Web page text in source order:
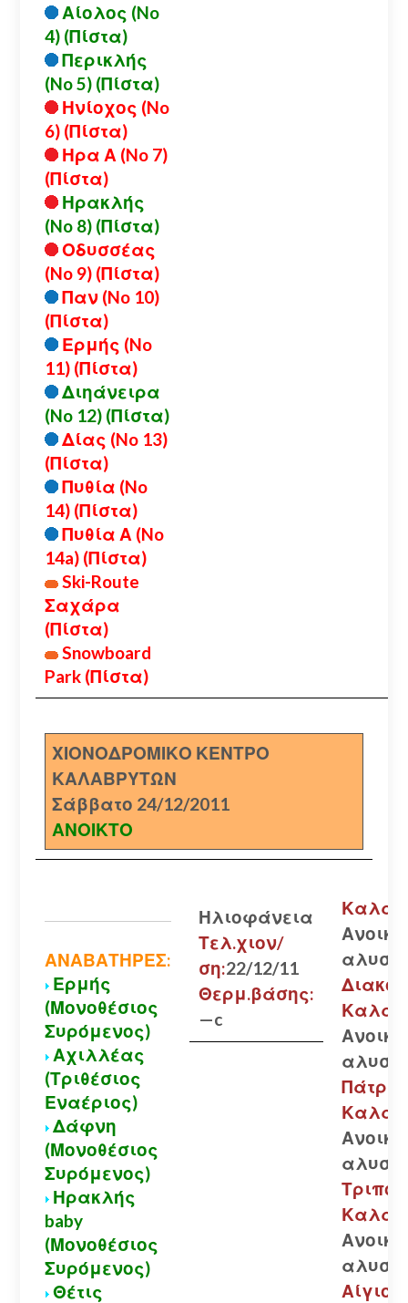
Αίολος (No
4) (Πίστα)
Περικλής
(No 5) (Πίστα)
Ηνίοχος (No
6) (Πίστα)
Ηρα Α (No 7)
(Πίστα)
Ηρακλής
(No 8) (Πίστα)
Οδυσσέας
(No 9) (Πίστα)
Παν (No 10)
(Πίστα)
Ερμής (No
11) (Πίστα)
Διηάνειρα
(No 12) (Πίστα)
Δίας (No 13)
(Πίστα)
Πυθία (No
14) (Πίστα)
Πυθία Α (No
14a) (Πίστα)
Ski-Route
Σαχάρα
(Πίστα)
Snowboard
Park (Πίστα)
ΧΙΟΝΟΔΡΟΜΙΚΟ ΚΕΝΤΡΟ
ΚΑΛΑΒΡΥΤΩΝ
Σάββατο 24/12/2011
ΑΝΟΙΚΤΟ
ΑΝΑΒΑΤΗΡΕΣ:
Ερμής
(Μονοθέσιος
Συρόμενος)
Αχιλλέας
(Τριθέσιος
Εναέριος)
Δάφνη
(Μονοθέσιος
Συρόμενος)
Ηρακλής
baby
(Μονοθέσιος
Συρόμενος)
Θέτις
Ηλιοφάνεια
Τελ.χιον/
ση:22/12/11
Θερμ.βάσης:
—c
Πάτρα-
Αίγιο.-